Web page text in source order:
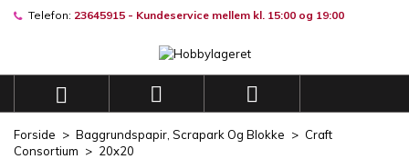
Telefon: 23645915 - Kundeservice mellem kl. 15:00 og 19:00
  
Forside Baggrundspapir, Scrapark Og Blokke
Craft
Consortium
20x20
((confirmMessage))
((cancelText)) ((modalDeleteText))
((label))
Du skal være logget på for at gemme produkter på din
ønskeliste.